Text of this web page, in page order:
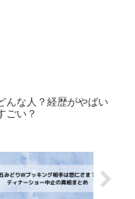
んな人？経歴がやばい
ごい？